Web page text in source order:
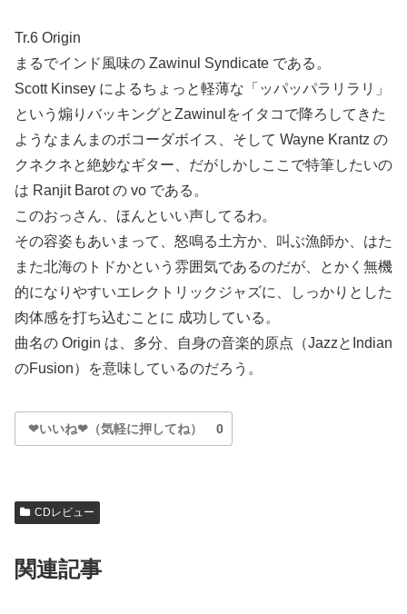
Tr.6 Origin
まるでインド風味の Zawinul Syndicate である。
Scott Kinsey によるちょっと軽薄な「ッパッパラリラリ」
という煽りバッキングとZawinulをイタコで降ろしてきた
ようなまんまのボコーダボイス、そして Wayne Krantz の
クネクネと絶妙なギター、だがしかしここで特筆したいの
は Ranjit Barot の vo である。
このおっさん、ほんといい声してるわ。
その容姿もあいまって、怒鳴る土方か、叫ぶ漁師か、はた
また北海のトドかという雰囲気であるのだが、とかく無機
的になりやすいエレクトリックジャズに、しっかりとした
肉体感を打ち込むことに 成功している。
曲名の Origin は、多分、自身の音楽的原点（JazzとIndian
のFusion）を意味しているのだろう。
❤いいね❤（気軽に押してね） 0
CDレビュー
関連記事